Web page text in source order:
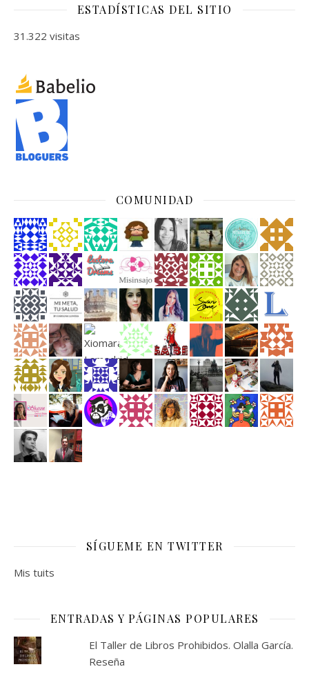
ESTADÍSTICAS DEL SITIO
31.322 visitas
COMUNIDAD
SÍGUEME EN TWITTER
Mis tuits
ENTRADAS Y PÁGINAS POPULARES
El Taller de Libros Prohibidos. Olalla García.
Reseña